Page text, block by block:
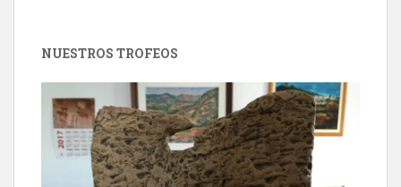
NUESTROS TROFEOS